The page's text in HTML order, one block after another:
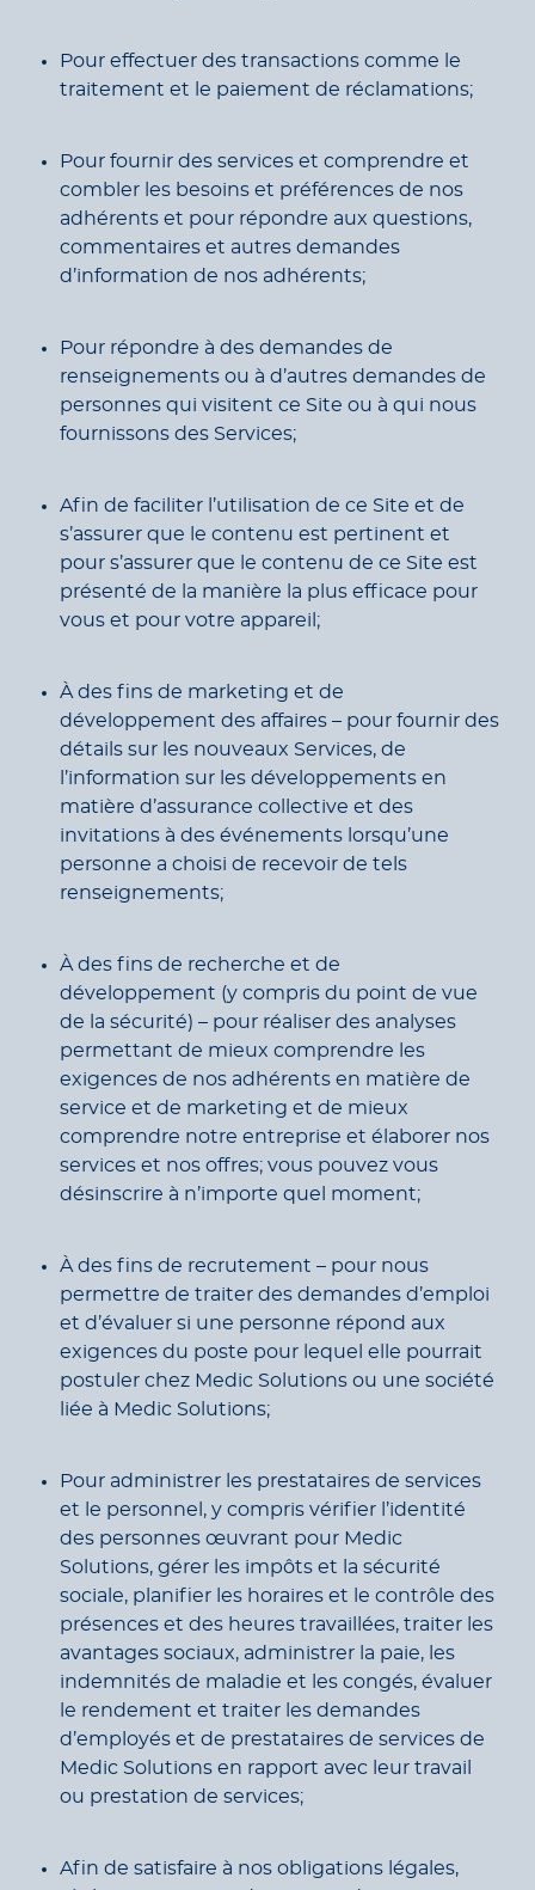
Pour effectuer des transactions comme le
traitement et le paiement de réclamations;
Pour fournir des services et comprendre et
combler les besoins et préférences de nos
adhérents et pour répondre aux questions,
commentaires et autres demandes
d’information de nos adhérents;
Pour répondre à des demandes de
renseignements ou à d’autres demandes de
personnes qui visitent ce Site ou à qui nous
fournissons des Services;
Afin de faciliter l’utilisation de ce Site et de
s’assurer que le contenu est pertinent et
pour s’assurer que le contenu de ce Site est
présenté de la manière la plus efficace pour
vous et pour votre appareil;
À des fins de marketing et de
développement des affaires – pour fournir des
détails sur les nouveaux Services, de
l’information sur les développements en
matière d’assurance collective et des
invitations à des événements lorsqu’une
personne a choisi de recevoir de tels
renseignements;
À des fins de recherche et de
développement (y compris du point de vue
de la sécurité) – pour réaliser des analyses
permettant de mieux comprendre les
exigences de nos adhérents en matière de
service et de marketing et de mieux
comprendre notre entreprise et élaborer nos
services et nos offres; vous pouvez vous
désinscrire à n’importe quel moment;
À des fins de recrutement – pour nous
permettre de traiter des demandes d’emploi
et d’évaluer si une personne répond aux
exigences du poste pour lequel elle pourrait
postuler chez Medic Solutions ou une société
liée à Medic Solutions;
Pour administrer les prestataires de services
et le personnel, y compris vérifier l’identité
des personnes œuvrant pour Medic
Solutions, gérer les impôts et la sécurité
sociale, planifier les horaires et le contrôle des
présences et des heures travaillées, traiter les
avantages sociaux, administrer la paie, les
indemnités de maladie et les congés, évaluer
le rendement et traiter les demandes
d’employés et de prestataires de services de
Medic Solutions en rapport avec leur travail
ou prestation de services;
Afin de satisfaire à nos obligations légales,